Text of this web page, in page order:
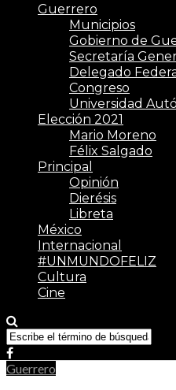
Guerrero
Municipios
Gobierno de
Secretaría
Delegado
Congreso
Universidad
Elección 2021
Mario Moreno
Félix Salgado
Principal
Opinión
Dierésis
Libreta
México
Internacional
#UNMUNDOFELIZ
Cultura
Cine
Guerrero